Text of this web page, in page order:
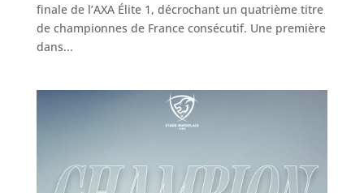
finale de l’AXA Élite 1, décrochant un quatrième titre
de championnes de France consécutif. Une première
dans...